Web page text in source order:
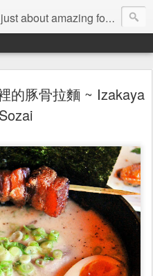
food , but also about the things I love
的豚骨拉麵 ~ Izakaya
Sozai